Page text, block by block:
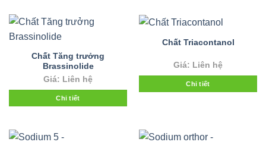
Chất Tăng trưởng
Brassinolide
Giá: Liên hệ
Chi tiết
Chất Triacontanol
Giá: Liên hệ
Chi tiết